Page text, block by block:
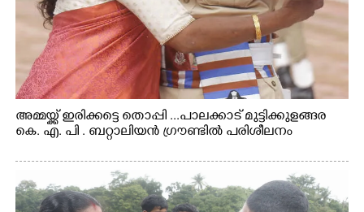
അമ്മയ്ക്ക് ഇരിക്കട്ടെ തൊപ്പി ...പാലക്കാട് മുട്ടിക്കുളങ്ങര
കെ. എ. പി . ബറ്റാലിയൻ ഗ്രൗണ്ടിൽ പരിശീലനം